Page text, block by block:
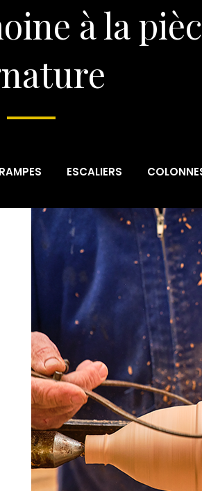
à la
RAMPES ESCALIERS